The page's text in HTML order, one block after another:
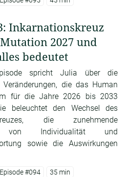
Inkarnationskreuz
2027 und
bedeutet
spricht Julia über die
Veränderungen, die das Human
für die Jahre 2026 bis 2033
beleuchtet den Wechsel des
die zunehmende
von Individualität und
sowie die Auswirkungen
Episode #094 35 min